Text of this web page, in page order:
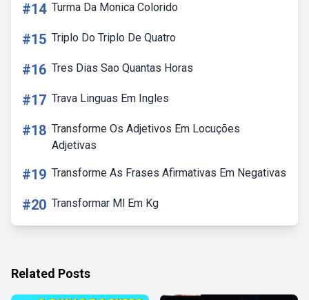
#14 Turma Da Monica Colorido
#15 Triplo Do Triplo De Quatro
#16 Tres Dias Sao Quantas Horas
#17 Trava Linguas Em Ingles
#18 Transforme Os Adjetivos Em Locuções
Adjetivas
#19 Transforme As Frases Afirmativas Em Negativas
#20 Transformar Ml Em Kg
Related Posts